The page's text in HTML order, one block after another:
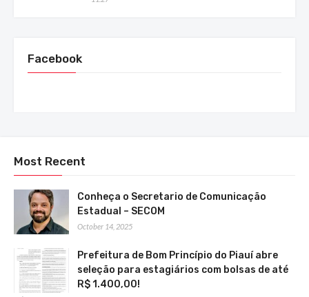
Facebook
Most Recent
Conheça o Secretario de Comunicação
Estadual – SECOM
October 14, 2025
Prefeitura de Bom Princípio do Piauí abre
seleção para estagiários com bolsas de até
R$ 1.400,00!